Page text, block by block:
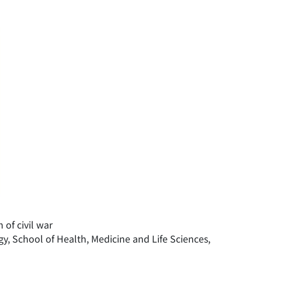
of civil war
School of Health, Medicine and Life Sciences,